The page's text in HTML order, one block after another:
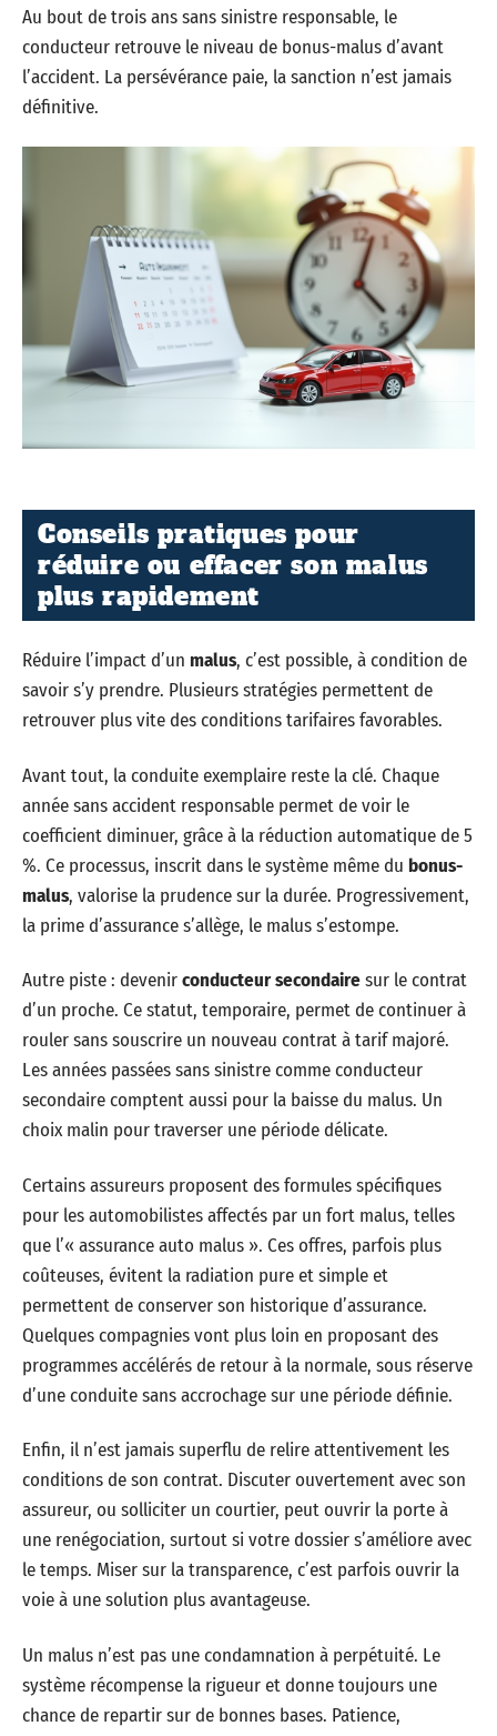
Au bout de trois ans sans sinistre responsable, le
conducteur retrouve le niveau de bonus-malus d’avant
l’accident. La persévérance paie, la sanction n’est jamais
définitive.
Conseils pratiques pour
réduire ou effacer son malus
plus rapidement
Réduire l’impact d’un malus, c’est possible, à condition de
savoir s’y prendre. Plusieurs stratégies permettent de
retrouver plus vite des conditions tarifaires favorables.
Avant tout, la conduite exemplaire reste la clé. Chaque
année sans accident responsable permet de voir le
coefficient diminuer, grâce à la réduction automatique de 5
%. Ce processus, inscrit dans le système même du bonus-
malus, valorise la prudence sur la durée. Progressivement,
la prime d’assurance s’allège, le malus s’estompe.
Autre piste : devenirconducteur secondairesur le contrat
d’un proche. Ce statut, temporaire, permet de continuer à
rouler sans souscrire un nouveau contrat à tarif majoré.
Les années passées sans sinistre comme conducteur
secondaire comptent aussi pour la baisse du malus. Un
choix malin pour traverser une période délicate.
Certains assureurs proposent des formules spécifiques
pour les automobilistes affectés par un fort malus, telles
que l’« assurance auto malus ». Ces offres, parfois plus
coûteuses, évitent la radiation pure et simple et
permettent de conserver son historique d’assurance.
Quelques compagnies vont plus loin en proposant des
programmes accélérés de retour à la normale, sous réserve
d’une conduite sans accrochage sur une période définie.
Enfin, il n’est jamais superflu de relire attentivement les
conditions de son contrat. Discuter ouvertement avec son
assureur, ou solliciter un courtier, peut ouvrir la porte à
une renégociation, surtout si votre dossier s’améliore avec
le temps. Miser sur la transparence, c’est parfois ouvrir la
voie à une solution plus avantageuse.
Un malus n’est pas une condamnation à perpétuité. Le
système récompense la rigueur et donne toujours une
chance de repartir sur de bonnes bases. Patience,